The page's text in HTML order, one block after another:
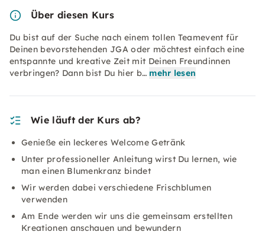
Über diesen Kurs
Du bist auf der Suche nach einem tollen Teamevent für
Deinen bevorstehenden JGA oder möchtest einfach eine
entspannte und kreative Zeit mit Deinen Freundinnen
verbringen? Dann bist Du hier b… mehr lesen
Wie läuft der Kurs ab?
Genieße ein leckeres Welcome Getränk
Unter professioneller Anleitung wirst Du lernen, wie
man einen Blumenkranz bindet
Wir werden dabei verschiedene Frischblumen
verwenden
Am Ende werden wir uns die gemeinsam erstellten
Kreationen anschauen und bewundern